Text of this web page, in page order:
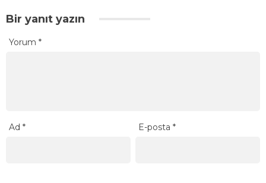
Bir yanıt yazın
Yorum *
Ad * E-posta*